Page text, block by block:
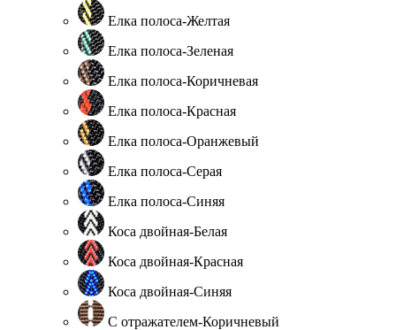
Елка полоса-Желтая
Елка полоса-Зеленая
Елка полоса-Коричневая
Елка полоса-Красная
Елка полоса-Оранжевый
Елка полоса-Серая
Елка полоса-Синяя
Коса двойная-Белая
Коса двойная-Красная
Коса двойная-Синяя
С отражателем-Коричневый